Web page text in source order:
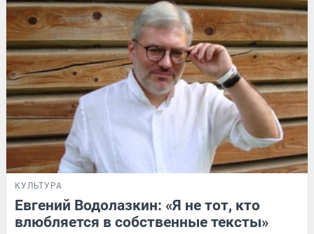
КУЛЬТУРА
Евгений Водолазкин: «Я не тот, кто
влюбляется в собственные тексты»